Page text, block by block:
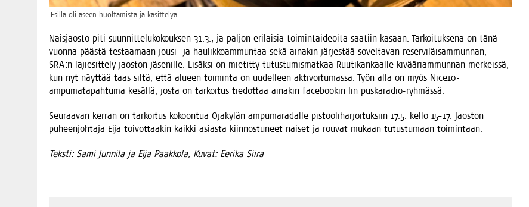
Esil­lä oli aseen huol­ta­mis­ta ja käsittelyä.
Nais­jaos­to piti suun­nit­te­lu­ko­kouk­sen 31.3., ja pal­jon eri­lai­sia toi­min­tai­deoi­ta saa­tiin kasaan. Tar­koi­tuk­se­na on tänä
vuon­na pääs­tä tes­taa­maan jousi- ja hau­lik­koam­mun­taa sekä aina­kin jär­jes­tää sovel­ta­van reser­vi­läi­sam­mun­nan,
SRA:n lajie­sit­te­ly jaos­ton jäse­nil­le. Lisäk­si on mie­tit­ty tutus­tu­mis­mat­kaa Ruu­ti­kan­kaal­le kivää­riam­mun­nan mer­keis­sä,
kun nyt näyt­tää taas sil­tä, että alu­een toi­min­ta on uudel­leen akti­voi­tu­mas­sa. Työn alla on myös Nice10-
ampu­ma­ta­pah­tu­ma kesäl­lä, jos­ta on tar­koi­tus tie­dot­taa aina­kin face­boo­kin Iin puskaradio-ryhmässä.
Seu­raa­van ker­ran on tar­koi­tus kokoon­tua Oja­ky­län ampu­ma­ra­dal­le pis­too­li­har­joi­tuk­siin 17.5. kel­lo 15–17. Jaos­ton
puheen­joh­ta­ja Eija toi­vot­taa­kin kaik­ki asias­ta kiin­nos­tu­neet nai­set ja rou­vat mukaan tutus­tu­maan toimintaan.
Teks­ti: Sami Jun­ni­la ja Eija Paak­ko­la, Kuvat: Eeri­ka Siira